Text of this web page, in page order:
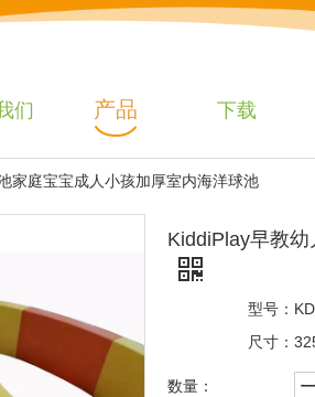
们 产品 下载
家庭宝宝成人小孩加厚室内海洋球池
KiddiPlay早教
型号：
尺寸：
数量：